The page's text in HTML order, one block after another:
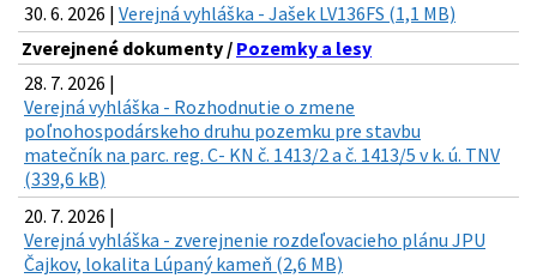
30. 6. 2026 | Verejná vyhláška - Jašek LV136FS (1,1 MB)
Zverejnené dokumenty / Pozemky a lesy
28. 7. 2026 |
Verejná vyhláška - Rozhodnutie o zmene
poľnohospodárskeho druhu pozemku pre stavbu
matečník na parc. reg. C- KN č. 1413/2 a č. 1413/5 v k. ú. TNV
(339,6 kB)
20. 7. 2026 |
Verejná vyhláška - zverejnenie rozdeľovacieho plánu JPU
Čajkov, lokalita Lúpaný kameň (2,6 MB)